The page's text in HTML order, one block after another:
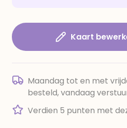
Kaart
Maandag tot en met
besteld, vandaag
Verdien 5 punten met